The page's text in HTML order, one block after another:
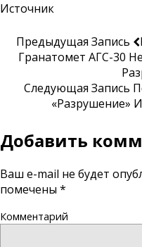
Источник
Предыдущая Запись
Гранатомет АГC-30
Следующая Запись
«разрушение»
Добавить
Ваш e-mail не будет
помечены *
Комментарий